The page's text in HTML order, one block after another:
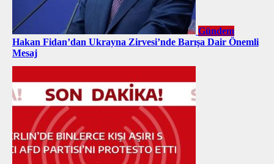
Gündem
Hakan Fidan’dan Ukrayna Zirvesi’nde Barışa Dair Önemli
Mesaj